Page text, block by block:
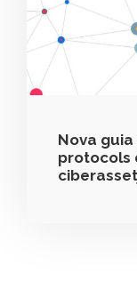
Nova
protocols